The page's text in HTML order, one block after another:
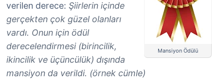
Mansiyon Ödülü
verilen derece: Şiirlerin içinde
gerçekten çok güzel olanları
vardı. Onun için ödül
derecelendirmesi (birincilik,
ikincilik ve üçüncülük) dışında
mansiyon da verildi. (örnek cümle)